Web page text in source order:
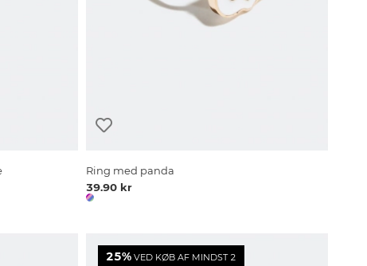
Ring med panda
39.90 kr
25% VED KØB AF MINDST 2